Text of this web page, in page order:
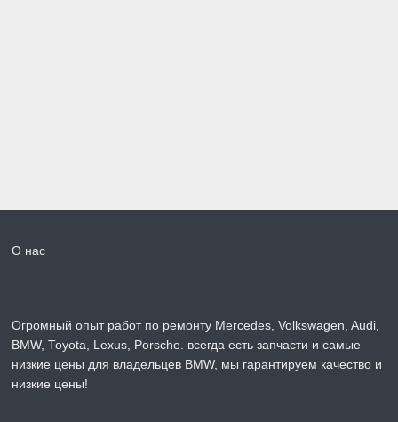
О нас
Огромный опыт работ по ремонту Mercedes, Volkswagen, Audi,
BMW, Toyota, Lexus, Porsche. всегда есть запчасти и самые
низкие цены для владельцев BMW, мы гарантируем качество и
низкие цены!